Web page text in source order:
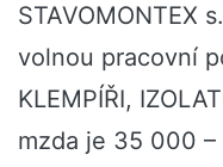
STAVOMONTEX
volnou pracovní
KLEMPÍŘI,
mzda je 35 000